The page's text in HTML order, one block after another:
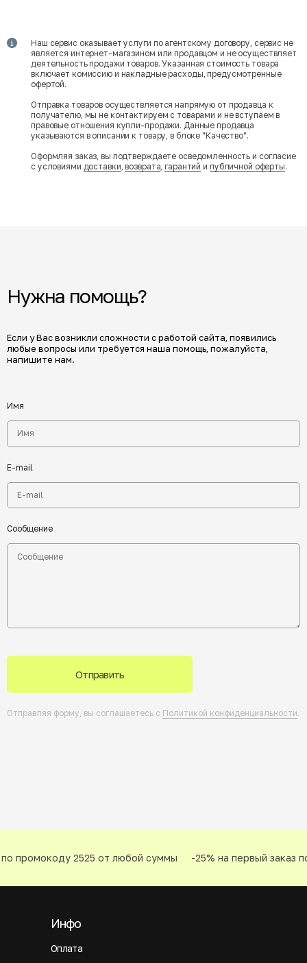
Наш сервис оказывает услуги по агентскому договору, сервис не
является интернет-магазином или продавцом и не осуществляет
деятельность продажи товаров. Указанная стоимость товара
включает комиссию и накладные расходы, предусмотренные
офертой.
Отправка товаров осуществляется напрямую от продавца к
получателю, мы не контактируем с товарами и не вступаем в
правовые отношения купли-продажи. Данные продавца
указываются в описании к товару, в блоке "Качество".
Оформляя заказ, вы подтверждаете осведомленность и согласие
с условиями доставки ,возврата ,гарантий и публичной оферты.
Нужна помощь?
Если у Вас возникли сложности с работой сайта, появились
любые вопросы или требуется наша помощь, пожалуйста,
напишите нам.
Имя
E-mail
Сообщение
Отправить
Отправляя форму, вы соглашаетесь с Политикой конфиденциальности.
промокоду 2525 от любой суммы -25% на первый заказ
Оплата
Инфо